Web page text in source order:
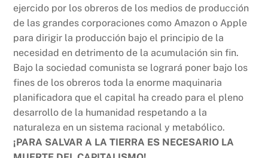
ejercido por los obreros de los medios de producción
de las grandes corporaciones como Amazon o Apple
para dirigir la producción bajo el principio de la
necesidad en detrimento de la acumulación sin fin.
Bajo la sociedad comunista se logrará poner bajo los
fines de los obreros toda la enorme maquinaria
planificadora que el capital ha creado para el pleno
desarrollo de la humanidad respetando a la
naturaleza en un sistema racional y metabólico.
¡PARA SALVAR A LA TIERRA ES NECESARIO LA